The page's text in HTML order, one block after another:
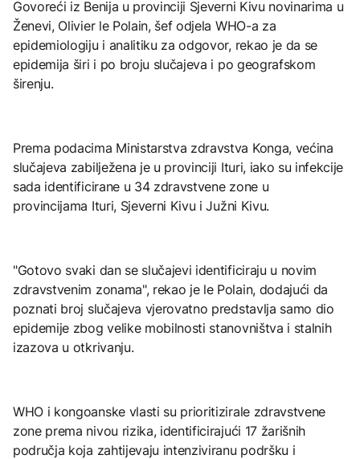
Govoreći iz Benija u provinciji Sjeverni Kivu novinarima u
Ženevi, Olivier le Polain, šef odjela WHO-a za
epidemiologiju i analitiku za odgovor, rekao je da se
epidemija širi i po broju slučajeva i po geografskom
širenju.
Prema podacima Ministarstva zdravstva Konga, većina
slučajeva zabilježena je u provinciji Ituri, iako su infekcije
sada identificirane u 34 zdravstvene zone u
provincijama Ituri, Sjeverni Kivu i Južni Kivu.
"Gotovo svaki dan se slučajevi identificiraju u novim
zdravstvenim zonama", rekao je le Polain, dodajući da
poznati broj slučajeva vjerovatno predstavlja samo dio
epidemije zbog velike mobilnosti stanovništva i stalnih
izazova u otkrivanju.
WHO i kongoanske vlasti su prioritizirale zdravstvene
zone prema nivou rizika, identificirajući 17 žarišnih
područja koja zahtijevaju intenziviranu podršku i